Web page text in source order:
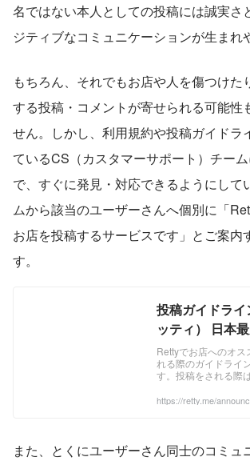
名ではない本人としての投稿には誠実さ
ジティブなコミュニケーションが生まれ
もちろん、それでもお店や人を傷つけた
する投稿・コメントが寄せられる可能性
せん。しかし、利用規約や投稿ガイドラ
ているCS（カスタマーサポート）チー
で、すぐに発見・対応できるようにして
ムから該当のユーザーさんへ個別に「
お店を投稿するサービスです」とご案内
す。
投稿ガイドラ
ッティ） 日本
グルメサービス
Rettyでお店へのオス
れる際のガイドライ
す。投稿をされる際
https://retty.me/
また、とくにユーザーさん同士のコミュ